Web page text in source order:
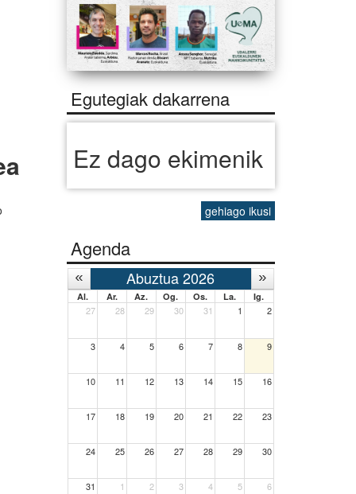
Egutegiak dakarrena
Ez dago ekimenik
gehiago ikusi
Agenda
Abuztua 2026
Al. Ar. Az. Og. Os. La. Ig.
27 28 29 30 31 1 2
3 4 5 6 7 8 9
10 11 12 13 14 15 16
17 18 19 20 21 22 23
24 25 26 27 28 29 30
31 1 2 3 4 5 6